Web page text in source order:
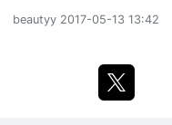
beautyy 2017-05-13 13:42